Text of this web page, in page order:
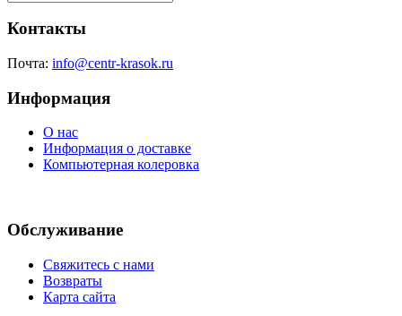
Контакты
Почта: info@centr-krasok.ru
Информация
О нас
Информация о доставке
Компьютерная колеровка
Обслуживание
Свяжитесь с нами
Возвраты
Карта сайта